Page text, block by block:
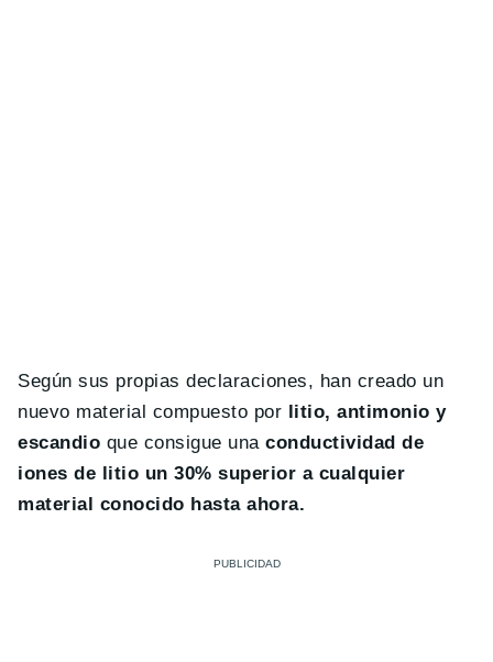
Según sus propias declaraciones, han creado un
nuevo material compuesto por litio, antimonio y
escandio que consigue unaconductividad de
iones de litio un 30% superior a cualquier
material conocido hasta ahora.